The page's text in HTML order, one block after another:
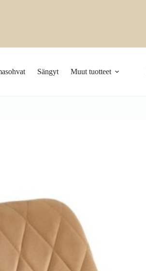
Sängyt Muut tuotteet